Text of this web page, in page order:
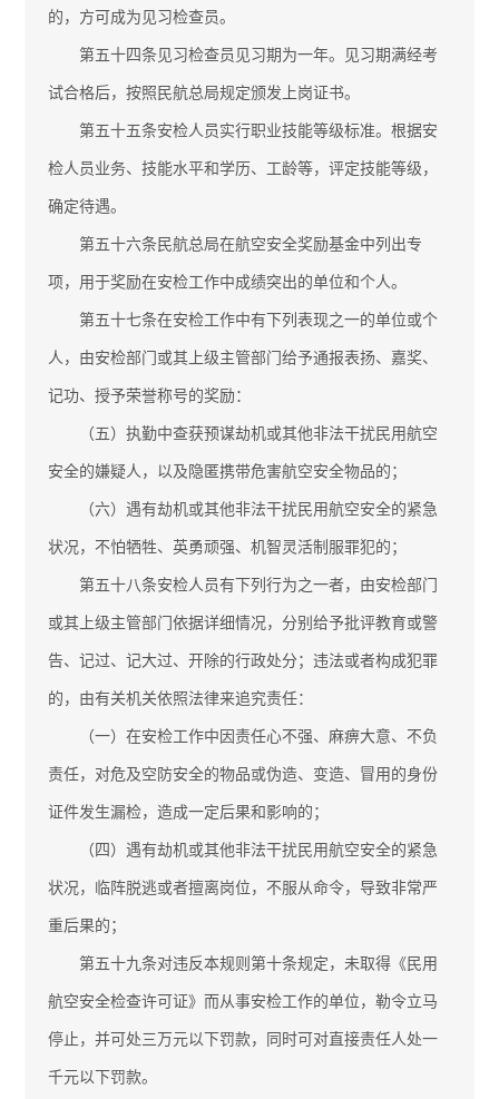
的，方可成为见习检查员。
第五十四条见习检查员见习期为一年。见习期满经考
试合格后，按照民航总局规定颁发上岗证书。
第五十五条安检人员实行职业技能等级标准。根据安
检人员业务、技能水平和学历、工龄等，评定技能等级，
确定待遇。
第五十六条民航总局在航空安全奖励基金中列出专
项，用于奖励在安检工作中成绩突出的单位和个人。
第五十七条在安检工作中有下列表现之一的单位或个
人，由安检部门或其上级主管部门给予通报表扬、嘉奖、
记功、授予荣誉称号的奖励：
（五）执勤中查获预谋劫机或其他非法干扰民用航空
安全的嫌疑人，以及隐匿携带危害航空安全物品的；
（六）遇有劫机或其他非法干扰民用航空安全的紧急
状况，不怕牺牲、英勇顽强、机智灵活制服罪犯的；
第五十八条安检人员有下列行为之一者，由安检部门
或其上级主管部门依据详细情况，分别给予批评教育或警
告、记过、记大过、开除的行政处分；违法或者构成犯罪
的，由有关机关依照法律来追究责任：
（一）在安检工作中因责任心不强、麻痹大意、不负
责任，对危及空防安全的物品或伪造、变造、冒用的身份
证件发生漏检，造成一定后果和影响的；
（四）遇有劫机或其他非法干扰民用航空安全的紧急
状况，临阵脱逃或者擅离岗位，不服从命令，导致非常严
重后果的；
第五十九条对违反本规则第十条规定，未取得《民用
航空安全检查许可证》而从事安检工作的单位，勒令立马
停止，并可处三万元以下罚款，同时可对直接责任人处一
千元以下罚款。